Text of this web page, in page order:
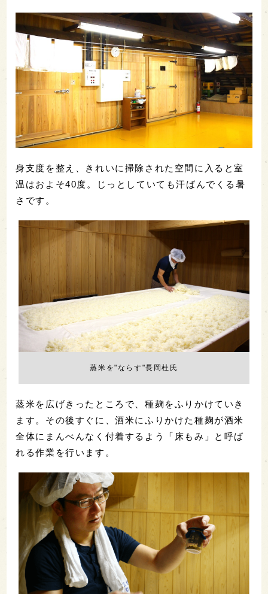
身支度を整え、きれいに掃除された空間に入ると室
温はおよそ40度。じっとしていても汗ばんでくる暑
さです。
蒸米を"ならす"長岡杜氏
蒸米を広げきったところで、種麹をふりかけていき
ます。その後すぐに、酒米にふりかけた種麹が酒米
全体にまんべんなく付着するよう「床もみ」と呼ば
れる作業を行います。